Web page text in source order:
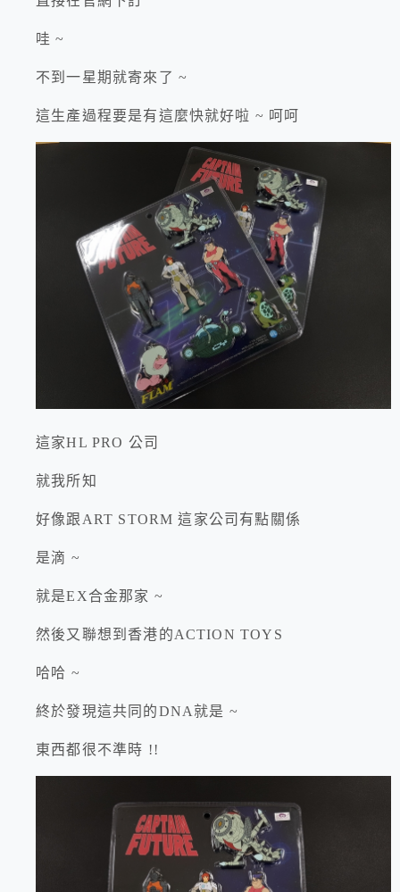
哇 ~
不到一星期就寄來了 ~
這生產過程要是有這麼快就好啦 ~ 呵呵
這家HL PRO 公司
就我所知
好像跟ART STORM 這家公司有點關係
是滴 ~
就是EX合金那家 ~
然後又聯想到香港的ACTION TOYS
哈哈 ~
終於發現這共同的DNA就是 ~
東西都很不準時 !!